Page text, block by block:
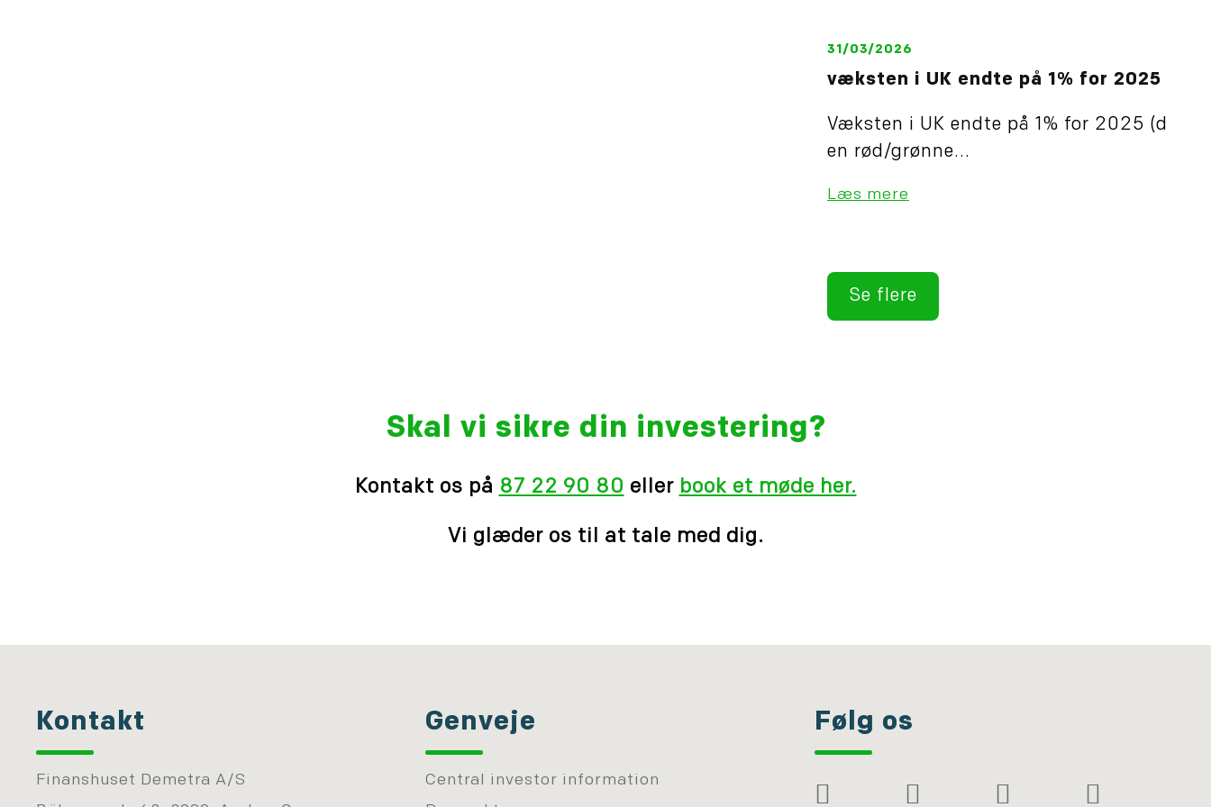
31/03/2026
væksten i UK endte på 1% for 2025
Væksten i UK endte på 1% for 2025 (d
en rød/grønne...
Læs mere
Se flere
Skal vi sikre din investering?
Kontakt os på 87 22 90 80 eller book et møde her.
Vi glæder os til at tale med dig.
Kontakt
Finanshuset Demetra A/S
Genveje
Central investor information
Følg os